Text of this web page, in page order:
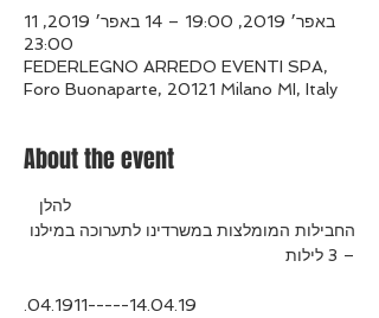
11 באפר׳ 2019, 19:00 – 14 באפר׳ 2019,
23:00
FEDERLEGNO ARREDO EVENTI SPA,
Foro Buonaparte, 20121 Milano MI, Italy
About the event
                                                            להלן
החבילות המומלצות במשרדינו לתערוכה במילנו
– 3 לילות